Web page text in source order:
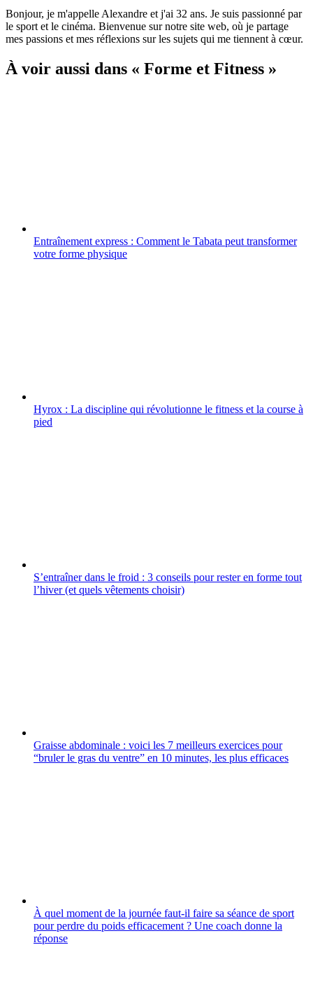
Bonjour, je m'appelle Alexandre et j'ai 32 ans. Je suis passionné par
le sport et le cinéma. Bienvenue sur notre site web, où je partage
mes passions et mes réflexions sur les sujets qui me tiennent à cœur.
À voir aussi dans « Forme et Fitness »
Entraînement express : Comment le Tabata peut transformer
votre forme physique
Hyrox : La discipline qui révolutionne le fitness et la course à
pied
S’entraîner dans le froid : 3 conseils pour rester en forme tout
l’hiver (et quels vêtements choisir)
Graisse abdominale : voici les 7 meilleurs exercices pour
“bruler le gras du ventre” en 10 minutes, les plus efficaces
À quel moment de la journée faut-il faire sa séance de sport
pour perdre du poids efficacement ? Une coach donne la
réponse